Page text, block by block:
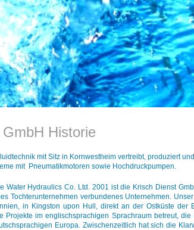
Historie
mit Sitz in Kornwestheim vertreibt, produziert
mit Pneumatikmotoren sowie Hochdruckpumpen.
Water Hydraulics Co. Ltd. 2001 ist die Krisch Dienst
Tochterunternehmen verbundenes Unternehmen.
in Kingston upon Hull, direkt an der Ostküste der
Projekte im englischsprachigen Sprachraum betreut, die
Europa. Zwischenzeitlich hat sich die